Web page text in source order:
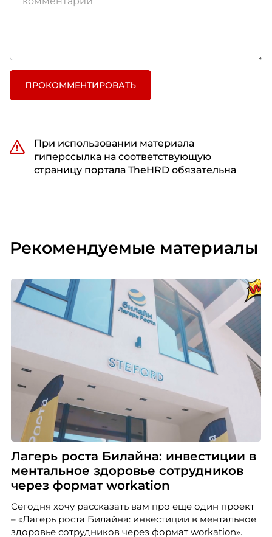
ПРОКОММЕНТИРОВАТЬ
При использовании материала
гиперссылка на соответствующую
страницу портала TheHRD обязательна
Рекомендуемые материалы
Лагерь роста Билайна: инвестиции в
ментальное здоровье сотрудников
через формат workation
Сегодня хочу рассказать вам про еще один проект
– «Лагерь роста Билайна: инвестиции в ментальное
здоровье сотрудников через формат workation».